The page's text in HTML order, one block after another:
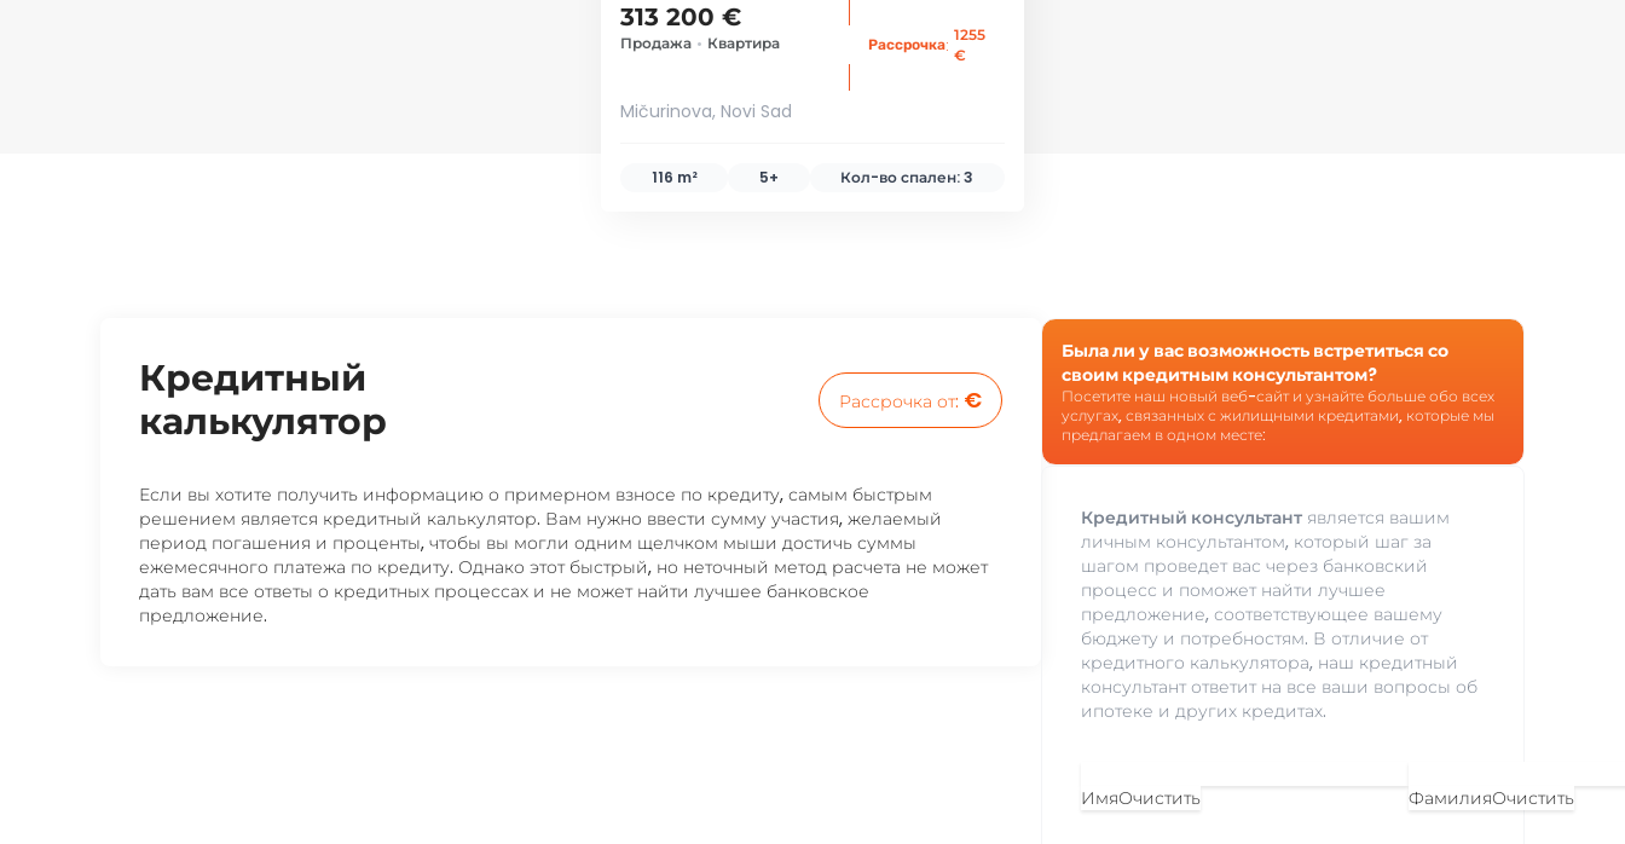
313 200 €
Продажа • Квартира Рассрочка: 1255
€
Mičurinova, Novi Sad
116 m² 5+ Кол-во спален:3
Кредитный
калькулятор
Рассрочка от: €
Если вы хотите получить информацию о примерном взносе по кредиту, самым быстрым
решением является кредитный калькулятор. Вам нужно ввести сумму участия, желаемый
период погашения и проценты, чтобы вы могли одним щелчком мыши достичь суммы
ежемесячного платежа по кредиту. Однако этот быстрый, но неточный метод расчета не может
дать вам все ответы о кредитных процессах и не может найти лучшее банковское
предложение.
Была ли у вас возможность встретиться со
своим кредитным консультантом?
Посетите наш новый веб-сайт и узнайте больше обо всех
услугах, связанных с жилищными кредитами, которые мы
предлагаем в одном месте:
Кредитный консультант является вашим
личным консультантом, который шаг за
шагом проведет вас через банковский
процесс и поможет найти лучшее
предложение, соответствующее вашему
бюджету и потребностям. В отличие от
кредитного калькулятора, наш кредитный
консультант ответит на все ваши вопросы об
ипотеке и других кредитах.
ИмяОчистить ФамилияОчистить